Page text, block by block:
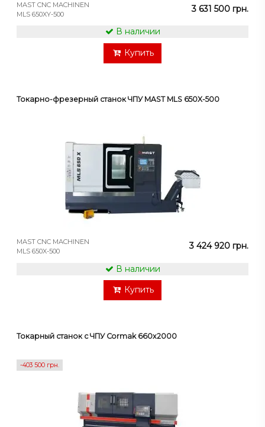
MAST CNC MACHINEN
MLS 650XY-500
3 631 500 грн.
В наличии
Купить
Токарно-фрезерный станок ЧПУ MAST MLS 650X-500
MAST CNC MACHINEN
MLS 650X-500
3 424 920 грн.
В наличии
Купить
Токарный станок с ЧПУ Cormak 660x2000
-403 500 грн.